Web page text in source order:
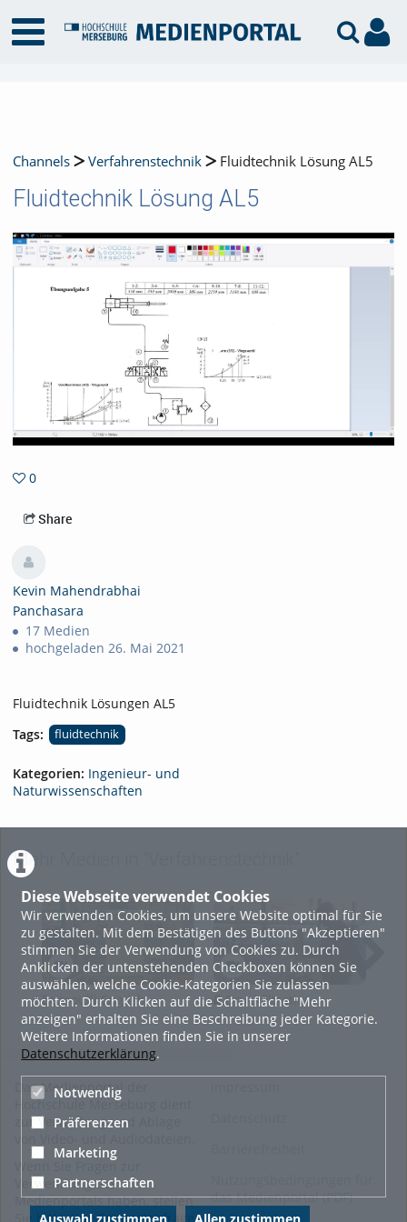
Diese Webseite verwendet Cookies
Wir verwenden Cookies, um unsere Website optimal für Sie
zu gestalten. Mit dem Bestätigen des Buttons "Akzeptieren"
stimmen Sie der Verwendung von Cookies zu. Durch
Anklicken der untenstehenden Checkboxen können Sie
auswählen, welche Cookie-Kategorien Sie zulassen
möchten. Durch Klicken auf die Schaltfläche "Mehr
anzeigen" erhalten Sie eine Beschreibung jeder Kategorie.
Weitere Informationen finden Sie in unserer
Datenschutzerklärung.
Notwendig
Präferenzen
Marketing
Partnerschaften
Channels Verfahrenstechnik Fluidtechnik Lösung AL5
Fluidtechnik Lösung AL5
0
Share
Kevin Mahendrabhai
Panchasara
17 Medien
hochgeladen 26. Mai 2021
Fluidtechnik Lösungen AL5
Tags:
fluidtechnik
Kategorien: Ingenieur- und
Naturwissenschaften
Mehr Medien in "Verfahrenstechnik"
Bernoulli English Druckfiltration
Das Medienportal der
Hochschule Merseburg dient
zur Verwaltung und Ablage
Wenn Sie Fragen zur
Verwendung des
Medienportals haben, stellen
Sie bitte eine Supportanfrage
das Medienportal (PDF)